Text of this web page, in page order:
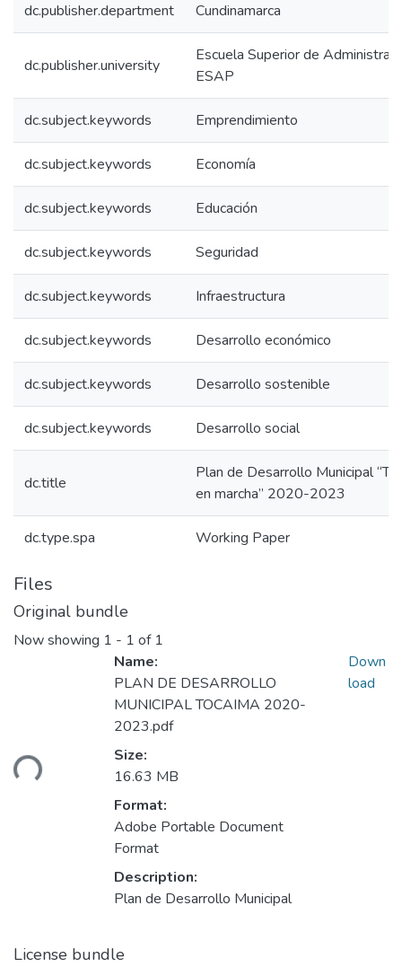
dc.publisher.department Cundinamarca
dc.publisher.university
Escuela Superior de
ESAP
dc.subject.keywords Emprendimiento
dc.subject.keywords Economía
dc.subject.keywords Educación
dc.subject.keywords Seguridad
dc.subject.keywords Infraestructura
dc.subject.keywords Desarrollo económico
dc.subject.keywords Desarrollo sostenible
dc.subject.keywords Desarrollo social
dc.title
Plan de Desarrollo Municipal
en marcha” 2020-2023
dc.type.spa Working Paper
Files
Original bundle
Now showing 1 - 1 of 1
Name:
PLAN DE DESARROLLO
MUNICIPAL TOCAIMA 2020-
2023.pdf
Size:
16.63 MB
Format:
Adobe Portable Document
Format
Description:
Plan de Desarrollo Municipal
Down
load
License bundle